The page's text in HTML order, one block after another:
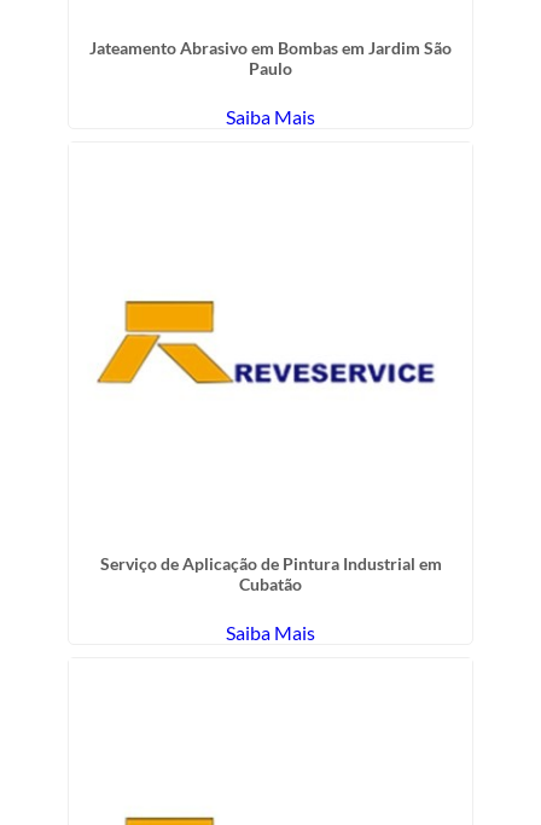
Jateamento Abrasivo em Bombas em Jardim São
Paulo
Saiba Mais
Serviço de Aplicação de Pintura Industrial em
Cubatão
Saiba Mais